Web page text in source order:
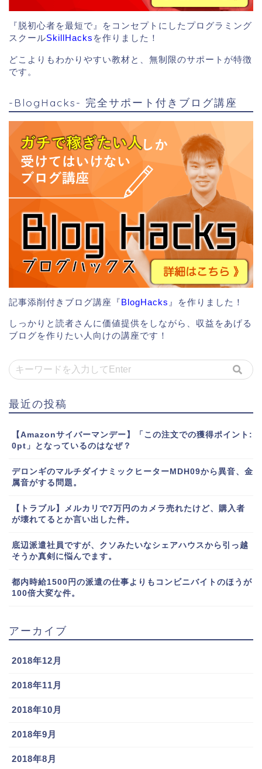
『脱初心者を最短で』をコンセプトにしたプログラミング
スクールSkillHacks を作りました！
どこよりもわかりやすい教材と、無制限のサポートが特徴
です。
-BlogHacks- 完全サポート付きブログ講座
記事添削付きブログ講座『BlogHacks 』を作りました！
しっかりと読者さんに価値提供をしながら、収益をあげる
ブログを作りたい人向けの講座です！
最近の投稿
【Amazonサイバーマンデー】「この注文での獲得ポイント:
0pt」となっているのはなぜ？
デロンギのマルチダイナミックヒーターMDH09から異音、金
属音がする問題。
【トラブル】メルカリで7万円のカメラ売れたけど、購入者
が壊れてるとか言い出した件。
底辺派遣社員ですが、クソみたいなシェアハウスから引っ越
そうか真剣に悩んでます。
都内時給1500円の派遣の仕事よりもコンビニバイトのほうが
100倍大変な件。
アーカイブ
2018年12月
2018年11月
2018年10月
2018年9月
2018年8月